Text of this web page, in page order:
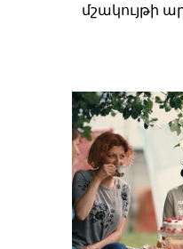
մշակույթի